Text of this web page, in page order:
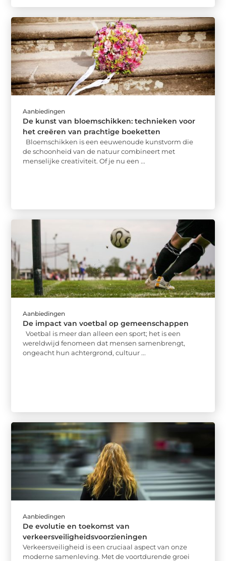
Aanbiedingen
De kunst van bloemschikken: technieken voor
het creëren van prachtige boeketten
Bloemschikken is een eeuwenoude kunstvorm die
de schoonheid van de natuur combineert met
menselijke creativiteit. Of je nu een ...
Aanbiedingen
De impact van voetbal op gemeenschappen
Voetbal is meer dan alleen een sport; het is een
wereldwijd fenomeen dat mensen samenbrengt,
ongeacht hun achtergrond, cultuur ...
Aanbiedingen
De evolutie en toekomst van
verkeersveiligheidsvoorzieningen
Verkeersveiligheid is een cruciaal aspect van onze
moderne samenleving. Met de voortdurende groei